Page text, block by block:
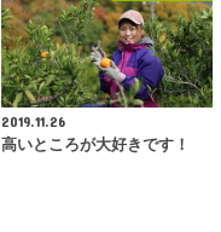
2019.11.26
高いところが大好きです！